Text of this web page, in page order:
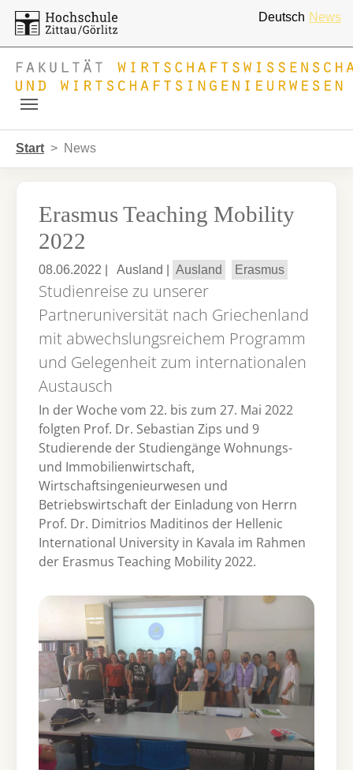
Deutsch News
Start News
Erasmus Teaching Mobility
2022
08.06.2022 Ausland Ausland Erasmus
Studienreise zu unserer
Partneruniversität nach Griechenland
mit abwechslungsreichem Programm
und Gelegenheit zum internationalen
Austausch
In der Woche vom 22. bis zum 27. Mai 2022
folgten Prof. Dr. Sebastian Zips und 9
Studierende der Studiengänge Wohnungs-
und Immobilienwirtschaft,
Wirtschaftsingenieurwesen und
Betriebswirtschaft der Einladung von Herrn
Prof. Dr. Dimitrios Maditinos der Hellenic
International University in Kavala im Rahmen
der Erasmus Teaching Mobility 2022.